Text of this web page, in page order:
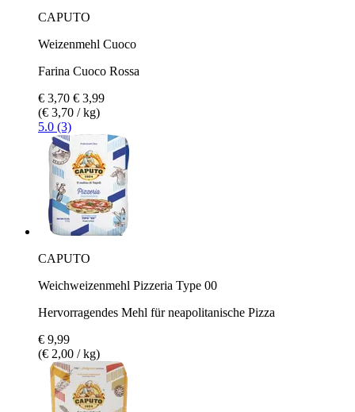
CAPUTO
Weizenmehl Cuoco
Farina Cuoco Rossa
€ 3,70 € 3,99
(€ 3,70 / kg)
5.0 (3)
CAPUTO
Weichweizenmehl Pizzeria Type 00
Hervorragendes Mehl für neapolitanische Pizza
€ 9,99
(€ 2,00 / kg)